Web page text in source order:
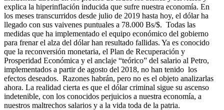
explica la hiperinflación inducida que sufre nuestra economía. En
los meses transcurridos desde julio de 2019 hasta hoy, el dólar ha
llegado con sus vaivenes puntuales a 78.000 Bs/$. Todas las
medidas que ha implementado el equipo económico del gobierno
para frenar el alza del dólar han resultado fallidas. Ya es conocido
que la reconversión monetaria, el Plan de Recuperación y
Prosperidad Económica y el anclaje “teórico” del salario al Petro,
implementados a partir de agosto del 2018, no han tenido los
efectos deseados. Razones habrán, pero no es el objeto analizarlas
ahora. La realidad cierta es que el dólar criminal sigue su ascenso
indetenible, con los conocidos perjuicios a nuestra economía, a
nuestros maltrechos salarios y a la vida toda de la patria.